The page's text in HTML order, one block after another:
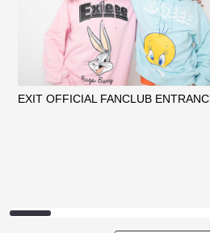
EXIT OFFICIAL FANCLUB